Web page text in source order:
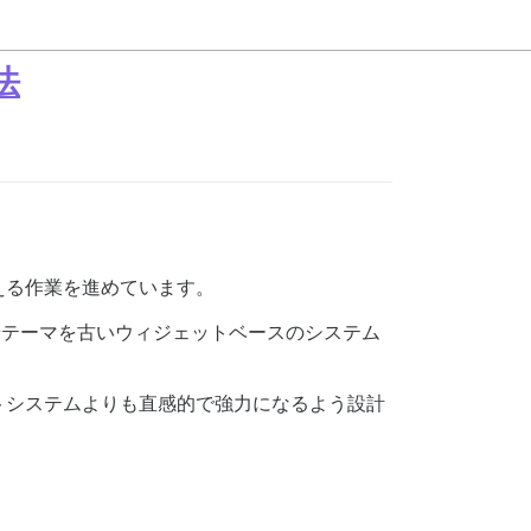
作業を進めています。
ーマを古いウィジェットベースのシステム
ステムよりも直感的で強力になるよう設計